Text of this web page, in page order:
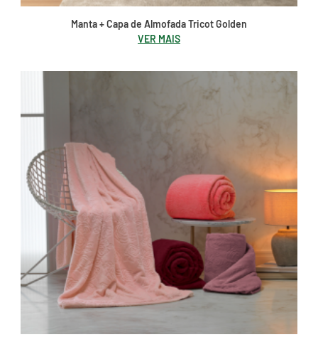
Manta + Capa de Almofada Tricot Golden
VER MAIS